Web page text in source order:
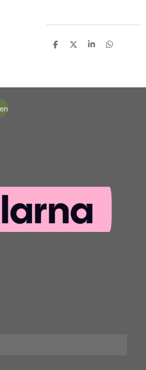
D
D
S
D